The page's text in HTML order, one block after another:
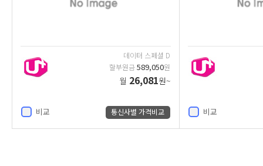
데이터 스페셜 D
할부원금589,050원
월 26,081원~
비교 통신사별 가격비교 비교